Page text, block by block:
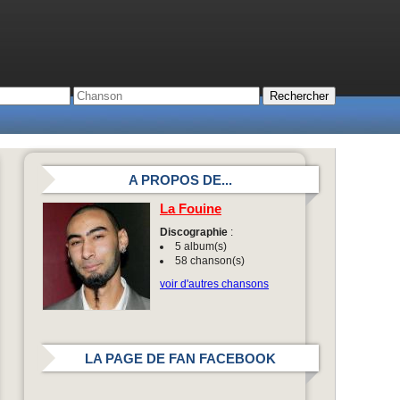
A PROPOS DE...
La Fouine
Discographie :
5 album(s)
58 chanson(s)
voir d'autres chansons
LA PAGE DE FAN FACEBOOK